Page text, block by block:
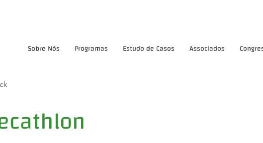
Sobre Nós Programas Estudo de Casos Associados